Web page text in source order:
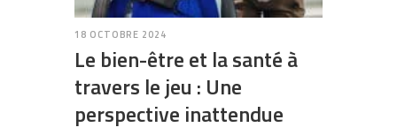
18 OCTOBRE 2024
Le bien-être et la santé à
travers le jeu : Une
perspective inattendue